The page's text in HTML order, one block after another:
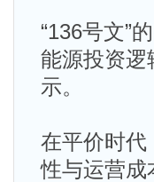
“136号文”
能源投资逻
示。
在平价时代
性与运营成